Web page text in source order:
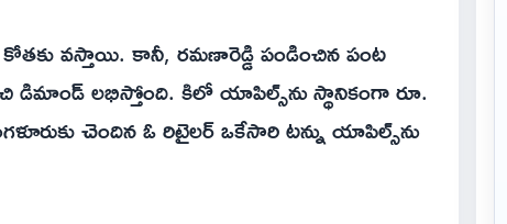
వస్తాయి. కానీ, రమణారెడ్డి పండించిన పంట
లభిస్తోంది. కిలో యాపిల్స్‌ను స్థానికంగా రూ.
చెందిన ఓ రిటైలర్ ఒకేసారి టన్ను యాపిల్స్‌ను